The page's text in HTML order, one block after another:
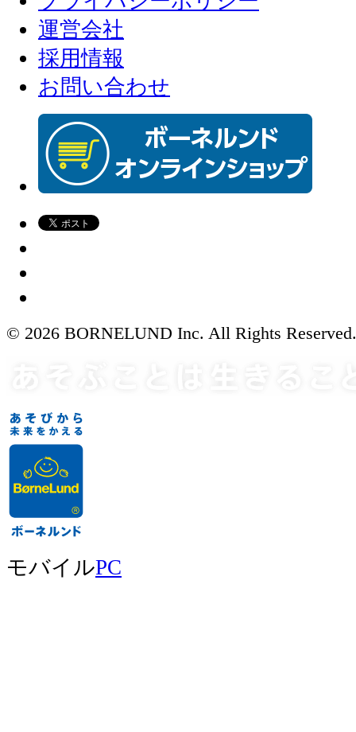
運営会社
採用情報
お問い合わせ
© 2026 BORNELUND Inc. All Rights Reserved.
モバイルPC